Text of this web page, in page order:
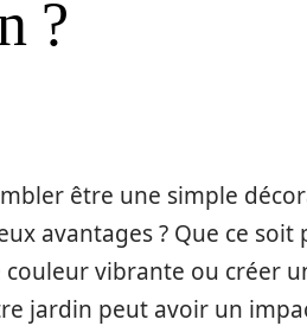
?
être une simple
avantages ? Que ce
vibrante ou créer
jardin peut avoir un